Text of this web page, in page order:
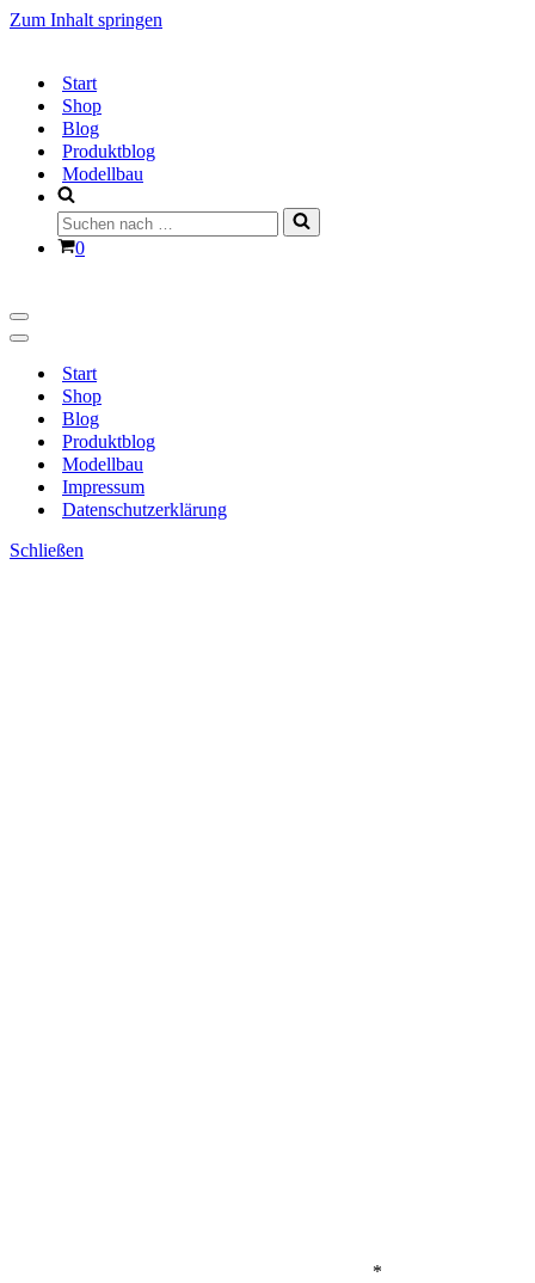
Zum Inhalt springen
Start
Shop
Blog
Produktblog
Modellbau
Suchen
nach …
Warenkorb
0
Navigationsmenü
Navigationsmenü
Start
Shop
Blog
Produktblog
Modellbau
Impressum
Datenschutzerklärung
Schließen
*